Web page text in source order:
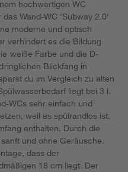
hochwertigen WC
Wand-WC 'Subway 2.0'
moderne und optisch
verhindert es die Bildung
weiße Farbe und die D-
Blickfang in
du im Vergleich zu alten
liegt bei 3 l.
WCs sehr einfach und
weil es spülrandlos ist.
enthalten. Durch die
und ohne Geräusche.
dass der
18 cm liegt. Der